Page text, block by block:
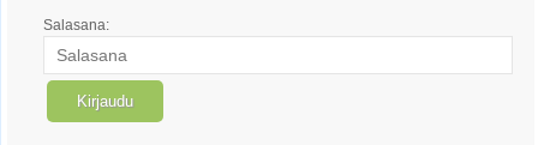
Salasana: